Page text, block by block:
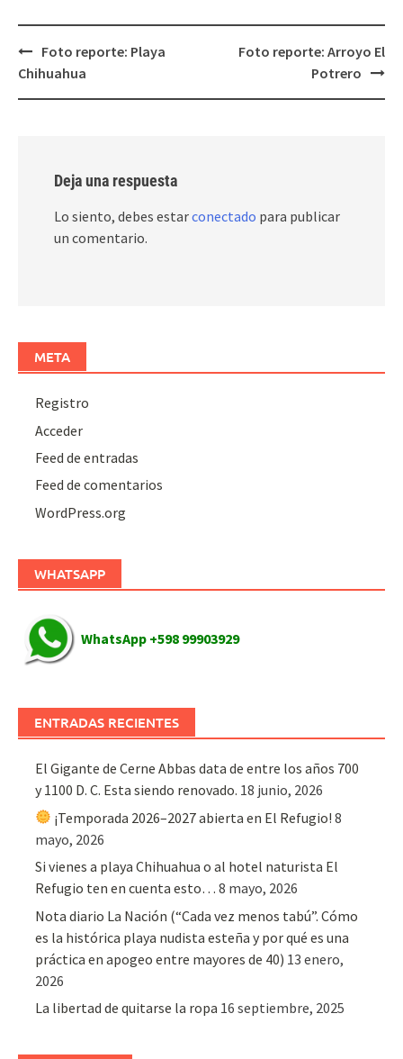
Post
navigation
Foto reporte: Playa
Chihuahua
Foto reporte: Arroyo El
Potrero
Deja una respuesta
Lo siento, debes estarconectado para publicar
un comentario.
META
Registro
Acceder
Feed de entradas
Feed de comentarios
WordPress.org
WHATSAPP
WhatsApp +598 99903929
ENTRADAS RECIENTES
El Gigante de Cerne Abbas data de entre los años 700
y 1100 D. C. Esta siendo renovado. 18 junio, 2026
¡Temporada 2026–2027 abierta en El Refugio! 8
mayo, 2026
Si vienes a playa Chihuahua o al hotel naturista El
Refugio ten en cuenta esto… 8 mayo, 2026
Nota diario La Nación (“Cada vez menos tabú”. Cómo
es la histórica playa nudista esteña y por qué es una
práctica en apogeo entre mayores de 40) 13 enero,
2026
La libertad de quitarse la ropa 16 septiembre, 2025